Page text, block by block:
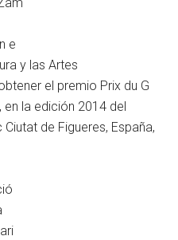
e
ra y las Artes
el premio Prix du G
en la edición 2014 del
Ciutat de Figueres, España,